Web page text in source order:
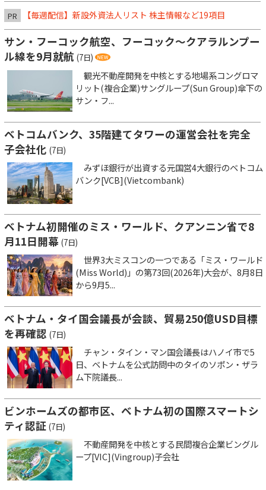
PR 【毎週配信】新設外資法人リスト 株主情報など19項目
サン・フーコック航空、フーコック～クアラルンプー
ル線を9月就航 (7日)
観光不動産開発を中核とする地場系コングロマ
リット(複合企業)サングループ(Sun Group)傘下の
サン・フ...
ベトコムバンク、35階建てタワーの運営会社を完全
子会社化 (7日)
みずほ銀行が出資する元国営4大銀行のベトコム
バンク[VCB](Vietcombank)
ベトナム初開催のミス・ワールド、クアンニン省で8
月11日開幕 (7日)
世界3大ミスコンの一つである「ミス・ワールド
(Miss World)」の第73回(2026年)大会が、8月8日
から9月5...
ベトナム・タイ国会議長が会談、貿易250億USD目標
を再確認 (7日)
チャン・タイン・マン国会議長はハノイ市で5
日、ベトナムを公式訪問中のタイのソポン・ザラ
ム下院議長...
ビンホームズの都市区、ベトナム初の国際スマートシ
ティ認証 (7日)
不動産開発を中核とする民間複合企業ビングル
ープ[VIC](Vingroup)子会社